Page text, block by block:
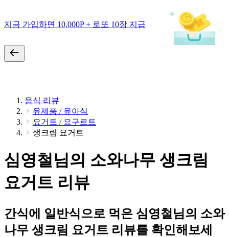
지금 가입하면 10,000P + 로또 10장 지급
음식 리뷰
유제품 / 유아식
요거트 / 요구르트
생크림 요거트
심영철님의 소와나무 생크림
요거트 리뷰
간식에 일반식으로 먹은 심영철님의 소와
나무 생크림 요거트 리뷰를 확인해보세